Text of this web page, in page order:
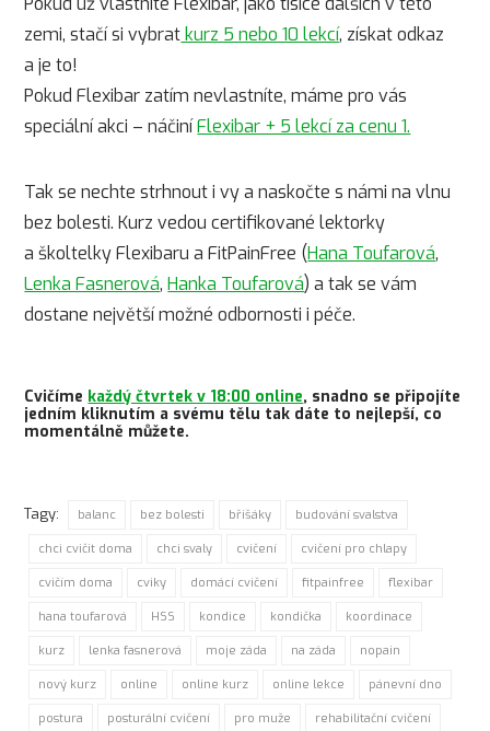
zemi, stačí si vybratkurz 5 nebo 10 lekcí, získat odkaz
a je to!
Pokud Flexibar zatím nevlastníte, máme pro vás
speciální akci – náčiníFlexibar + 5 lekcí za cenu 1.
Tak se nechte strhnout i vy a naskočte s námi na vlnu
bez bolesti. Kurz vedou certifikované lektorky
a školtelky Flexibaru a FitPainFree (Hana Toufarová,
Lenka Fasnerová,Hanka Toufarová) a tak se vám
dostane největší možné odbornosti i péče.
Cvičíme každý čtvrtek v 18:00 online, snadno se připojíte
jedním kliknutím a svému tělu tak dáte to nejlepší, co
momentálně můžete.
Tagy: balanc bez bolesti břišáky budování svalstva
chci cvičit doma chci svaly cvičení cvičení pro chlapy
cvičím doma cviky domácí cvičení fitpainfree flexibar
hana toufarová HSS kondice kondička koordinace
kurz lenka fasnerová moje záda na záda nopain
nový kurz online online kurz online lekce pánevní dno
postura posturální cvičení pro muže rehabilitační cvičení